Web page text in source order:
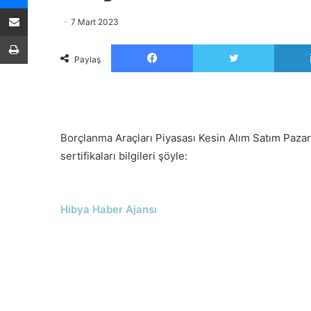
7 Mart 2023
Paylaş
Facebook Twitter
Borçlanma Araçları Piyasası Kesin Alım Satım
sertifikaları bilgileri şöyle:
Hibya Haber Ajansı
E-Posta ile paylaş